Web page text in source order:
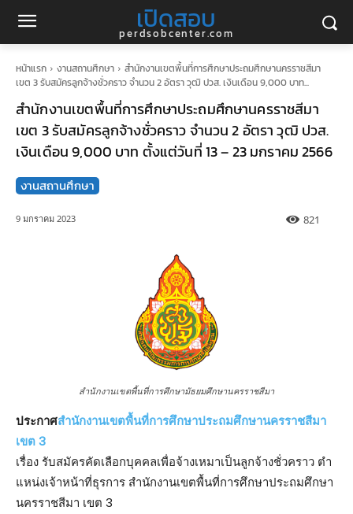
เปิดสอบ
perdsobcenter.com
หน้าแรก งานสถานศึกษา
สํานักงานเขตพื้นที่การศึกษาประถมศึกษานครราชสีมา
เขต 3 รับสมัครลูกจ้างชั่วคราว จำนวน 2 อัตรา วุฒิ ปวส. เงินเดือน 9,000 บาท...
สํานักงานเขตพื้นที่การศึกษาประถมศึกษานครราชสีมา
เขต 3 รับสมัครลูกจ้างชั่วคราว จำนวน 2 อัตรา วุฒิ ปวส.
เงินเดือน 9,000 บาท ตั้งแต่วันที่ 13 – 23 มกราคม 2566
งานสถานศึกษา
9 มกราคม 2023 821
สำนักงานเขตพื้นที่การศึกษามัธยมศึกษานครราชสีมา
ประกาศสํานักงานเขตพื้นที่การศึกษาประถมศึกษานครราชสีมา
เขต 3
เรื่อง รับสมัครคัดเลือกบุคคลเพื่อจ้างเหมาเป็นลูกจ้างชั่วคราว ตํา
แหน่งเจ้าหน้าที่ธุรการ สํานักงานเขตพื้นที่การศึกษาประถมศึกษา
นครราชสีมา เขต 3